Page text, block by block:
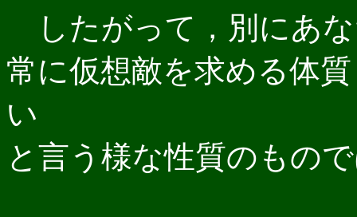
したがって，別にあ
常に仮想敵を求める体
い
と言う様な性質のもの